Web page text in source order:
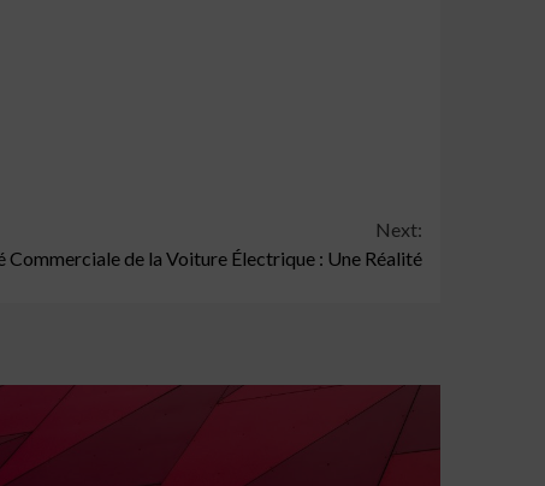
Next:
Commerciale de la Voiture Électrique : Une Réalité